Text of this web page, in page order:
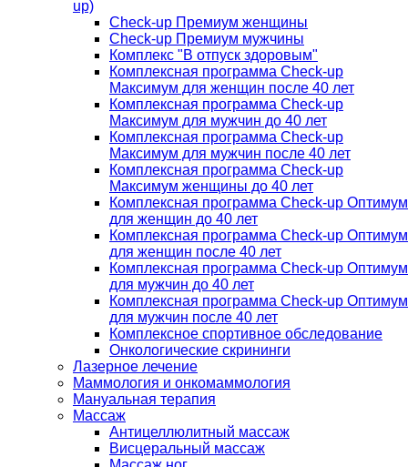
up)
Check-up Премиум женщины
Check-up Премиум мужчины
Комплекс "В отпуск здоровым"
Комплексная программа Check-up
Максимум для женщин после 40 лет
Комплексная программа Check-up
Максимум для мужчин до 40 лет
Комплексная программа Check-up
Максимум для мужчин после 40 лет
Комплексная программа Check-up
Максимум женщины до 40 лет
Комплексная программа Check-up Оптимум
для женщин до 40 лет
Комплексная программа Check-up Оптимум
для женщин после 40 лет
Комплексная программа Check-up Оптимум
для мужчин до 40 лет
Комплексная программа Check-up Оптимум
для мужчин после 40 лет
Комплексное спортивное обследование
Онкологические скрининги
Лазерное лечение
Маммология и онкомаммология
Мануальная терапия
Массаж
Антицеллюлитный массаж
Висцеральный массаж